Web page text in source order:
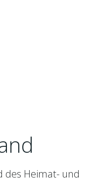
des Heimat- und